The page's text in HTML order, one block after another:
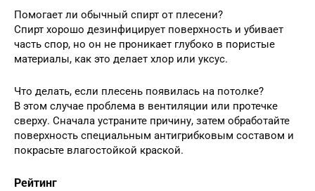
Помогает ли обычный спирт от плесени?
Спирт хорошо дезинфицирует поверхность и убивает
часть спор, но он не проникает глубоко в пористые
материалы, как это делает хлор или уксус.
Что делать, если плесень появилась на потолке?
В этом случае проблема в вентиляции или протечке
сверху. Сначала устраните причину, затем обработайте
поверхность специальным антигрибковым составом и
покрасьте влагостойкой краской.
Рейтинг